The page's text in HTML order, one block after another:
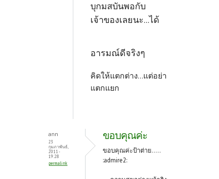
บุกมสบันพอกับ
เจ้าของเลยนะ...ได้
อารมณ์ดีจริงๆ
คิดให้แตกต่าง...แต่อย่า
แตกแยก
ann
23
กุมภาพันธ์,
2011 -
19:28
permalink
ขอบคุณค่ะ
ขอบคุณค่ะป้าต่าย.....
:admire2: